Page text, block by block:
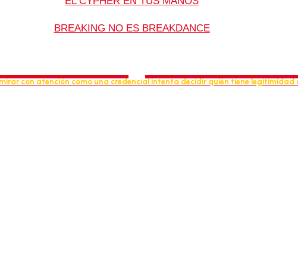
BREAKING NO ES BREAKDANCE
con atención como una credencial intenta decidir quién tiene legitimidad